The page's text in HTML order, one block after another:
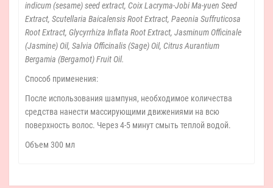
indicum (sesame) seed extract, Coix Lacryma-Jobi Ma-yuen Seed
Extract, Scutellaria Baicalensis Root Extract, Paeonia Suffruticosa
Root Extract, Glycyrrhiza Inflata Root Extract, Jasminum Officinale
(Jasmine) Oil, Salvia Officinalis (Sage) Oil, Citrus Aurantium
Bergamia (Bergamot) Fruit Oil.
Способ применения:
После использования шампуня, необходимое количества
средства нанести массирующими движениями на всю
поверхность волос. Через 4-5 минут смыть теплой водой.
Объем 300 мл